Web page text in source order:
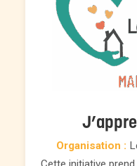
Organisation :